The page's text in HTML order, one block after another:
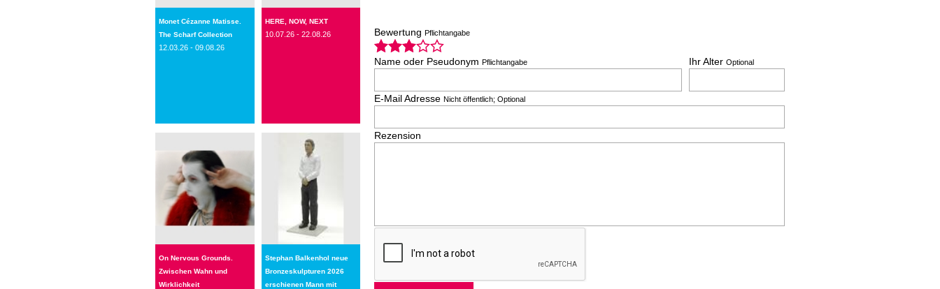
Monet Cézanne Matisse.
The Scharf Collection
12.03.26 - 09.08.26
HERE, NOW, NEXT
10.07.26 - 22.08.26
On Nervous Grounds.
Zwischen Wahn und
Wirklichkeit
Stephan Balkenhol neue
Bronzeskulpturen 2026
erschienen Mann mit
BewertungPflichtangabe
Name oder PseudonymPflichtangabe Ihr AlterOptional
E-Mail AdresseNicht öffentlich; Optional
Rezension